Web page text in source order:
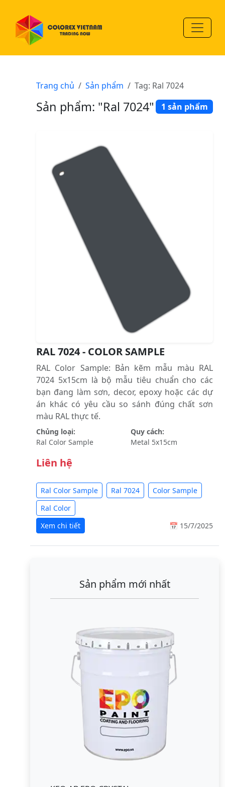
Trang chủ Sản phẩm Tag: Ral 7024
Sản phẩm: "Ral 7024" 1 sản phẩm
RAL 7024 - COLOR SAMPLE
RAL Color Sample: Bản kẽm mẫu màu RAL
7024 5x15cm là bộ mẫu tiêu chuẩn cho các
bạn đang làm sơn, decor, epoxy hoặc các dự
án khác có yêu cầu so sánh đúng chất sơn
màu RAL thực tế.
Chủng loại:
Ral Color Sample
Quy cách:
Metal 5x15cm
Liên hệ
Ral Color Sample Ral 7024
Color Sample
Ral Color
Xem chi tiết
📅 15/7/2025
Sản phẩm mới nhất